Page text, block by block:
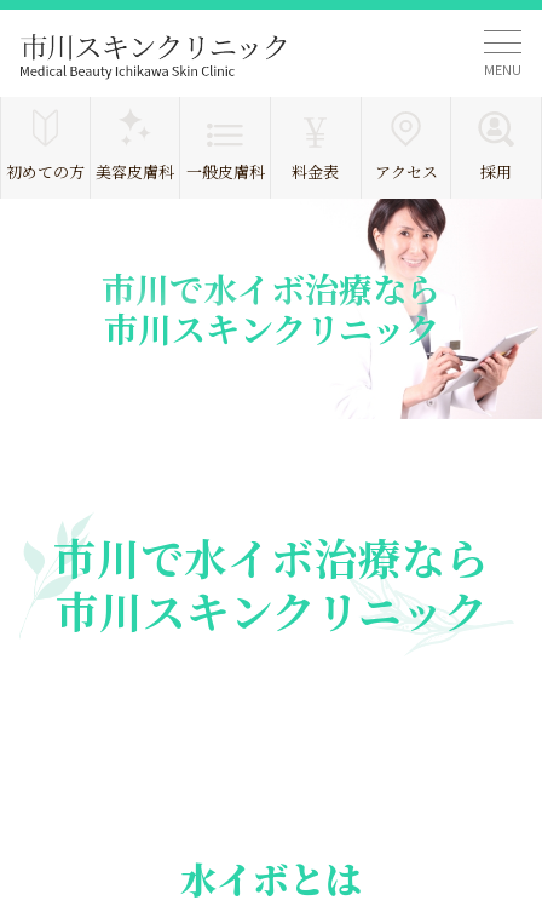
MENU
初めての方 美容皮膚科 一般皮膚科 料金表 アクセス 採用
市川で水イボ治療なら
市川スキンクリニック
市川で水イボ治療なら
市川スキンクリニック
水イボとは